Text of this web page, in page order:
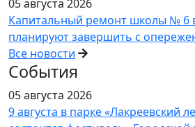
05 августа 2026
Капитальный ремонт школы № 6
планируют завершить с
Все новости
События
05 августа 2026
9 августа в парке «Лакреевский